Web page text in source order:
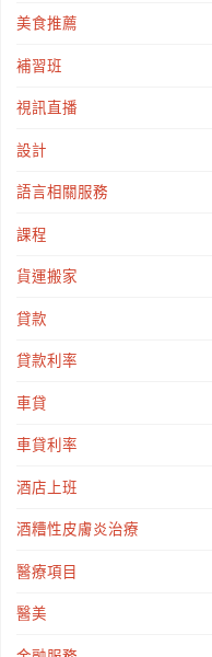
美食推薦
補習班
視訊直播
設計
語言相關服務
課程
貨運搬家
貸款
貸款利率
車貸
車貸利率
酒店上班
酒糟性皮膚炎治療
醫療項目
醫美